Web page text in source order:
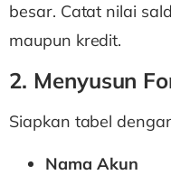
besar. Catat nilai
maupun kredit.
2. Menyusun
Siapkan tabel
Nama Akun